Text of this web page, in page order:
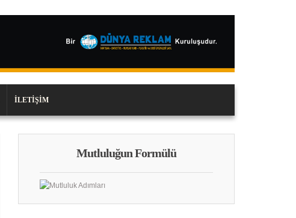
İLETIŞIM
Mutluluğun Formülü